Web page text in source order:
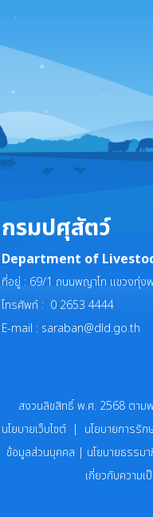
กรมปศุสัตว์
Department of
ที่อยู่ : 69/1 ถนนพญาไท แขวงทุ่ง
โทรศัพท์ : 0 2653 4444
E-mail : saraban@dld.go.th
สงวนลิขสิทธิ์ พ.ศ. 2568 ตา
นโยบายเว็บไซต์ | นโยบายการรั
ข้อมูลส่วนบุคคล | นโยบายธรรม
เกี่ยวกับความ